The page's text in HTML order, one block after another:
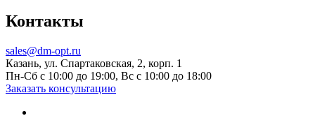
Контакты
sales@dm-opt.ru
Казань, ул. Спартаковская, 2, корп. 1
Пн-Сб с 10:00 до 19:00, Вс с 10:00 до 18:00
Заказать консультацию